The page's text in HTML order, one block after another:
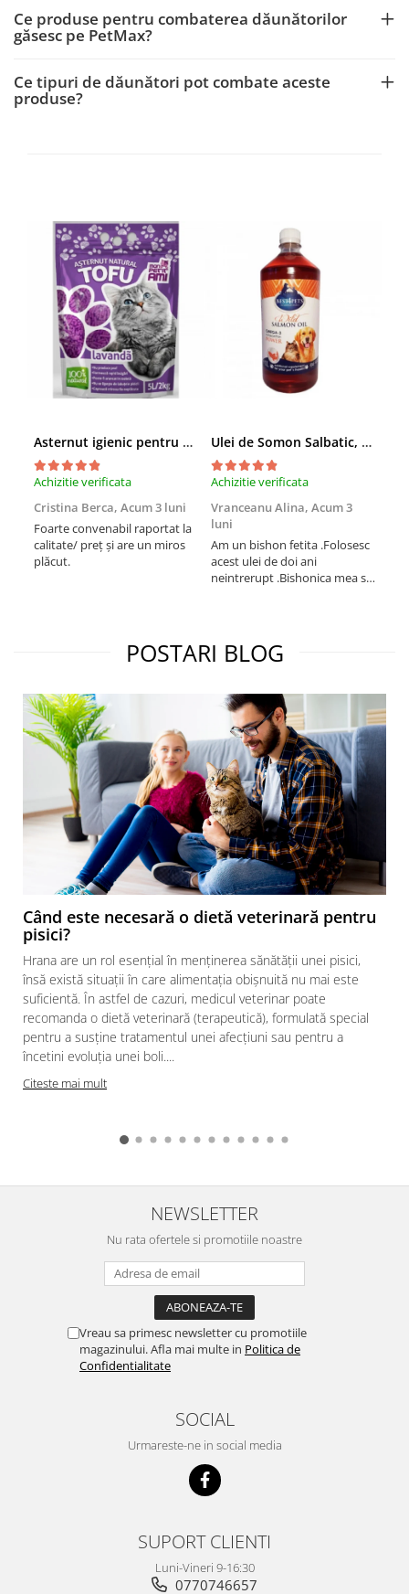
Ce produse pentru combaterea dăunătorilor
găsesc pe PetMax?
Ce tipuri de dăunători pot combate aceste
produse?
Asternut igienic pentru pisici Tofu Lavanda, Mon Petit 5 l
Achizitie verificata
Cristina Berca, Acum 3 luni
Foarte convenabil raportat la
calitate/ preț și are un miros
plăcut.
Ulei de Somon Salbatic, câini și pisici, piele si blană, BEST4PETS, 1l
Achizitie verificata
Vranceanu Alina, Acum 3
luni
Am un bishon fetita .Folosesc
acest ulei de doi ani
neintrerupt .Bishonica mea se
treia comanda recomand cu
mult drag !
POSTARI BLOG
Când este necesară o dietă veterinară pentru
pisici?
Hrana are un rol esențial în menținerea sănătății unei pisici,
însă există situații în care alimentația obișnuită nu mai este
suficientă. În astfel de cazuri, medicul veterinar poate
recomanda o dietă veterinară (terapeutică), formulată special
pentru a susține tratamentul unei afecțiuni sau pentru a
încetini evoluția unei boli....
Citeste mai mult
NEWSLETTER
Nu rata ofertele si promotiile noastre
Vreau sa primesc newsletter cu promotiile
magazinului. Afla mai multe in Politica de
Confidentialitate
SOCIAL
Urmareste-ne in social media
SUPORT CLIENTI
Luni-Vineri 9-16:30
0770746657